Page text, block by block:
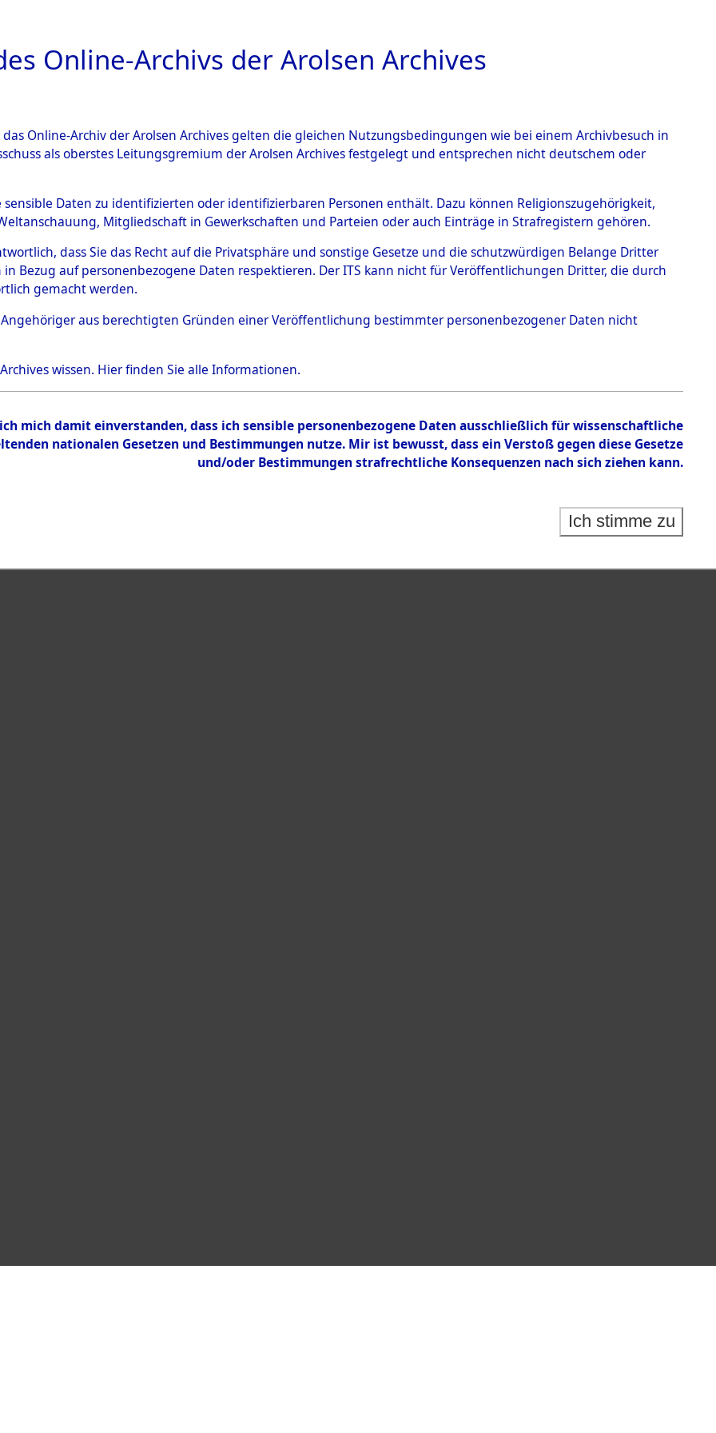
ARCHIVALE ÜBERSICHT BILD
0008 (108596059)
Person UNBEKANNT
Online-Archivs der Arolsen Archives
Online-Archiv der Arolsen Archives gelten die gleichen Nutzungsbedingungen wie bei einem Archivbesuch in
als oberstes Leitungsgremium der Arolsen Archives festgelegt und entsprechen nicht deutschem oder
sensible Daten zu identifizierten oder identifizierbaren Personen enthält. Dazu können Religionszugehörigkeit,
Mitgliedschaft in Gewerkschaften und Parteien oder auch Einträge in Strafregistern gehören.
dass Sie das Recht auf die Privatsphäre und sonstige Gesetze und die schutzwürdigen Belange Dritter
Bezug auf personenbezogene Daten respektieren. Der ITS kann nicht für Veröffentlichungen Dritter, die durch
gemacht werden.
Angehöriger aus berechtigten Gründen einer Veröffentlichung bestimmter personenbezogener Daten nicht
wissen. Hierfinden Sie alle Informationen.
mich damit einverstanden, dass ich sensible personenbezogene Daten ausschließlich für wissenschaftliche
nationalen Gesetzen und Bestimmungen nutze. Mir ist bewusst, dass ein Verstoß gegen diese Gesetze
und/oder Bestimmungen strafrechtliche Konsequenzen nach sich ziehen kann.
Ich stimme zu